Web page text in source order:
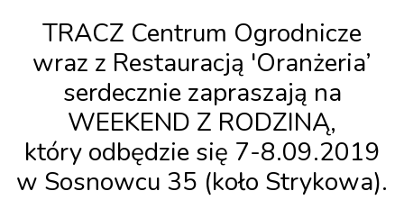
TRACZ Centrum Ogrodnicze
wraz z Restauracją 'Oranżeria’
serdecznie zapraszają na
WEEKEND Z RODZINĄ,
który odbędzie się 7-8.09.2019
w Sosnowcu 35 (koło Strykowa).